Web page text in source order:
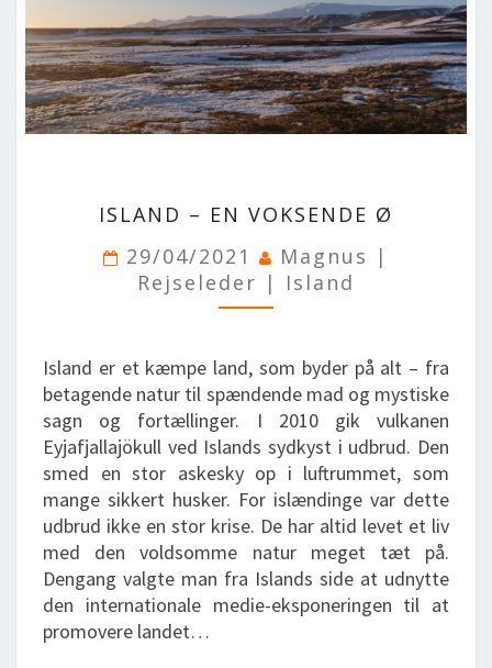
ABOUT US
–
VOKSENDE
Ø
ISLAND – EN VOKSENDE Ø
29/04/2021
Magnus |
Rejseleder | Island
Island er et kæmpe land, som byder på alt – fra
betagende natur til spændende mad og mystiske
sagn og fortællinger. I 2010 gik vulkanen
Eyjafjallajökull ved Islands sydkyst i udbrud. Den
smed en stor askesky op i luftrummet, som
mange sikkert husker. For islændinge var dette
udbrud ikke en stor krise. De har altid levet et liv
med den voldsomme natur meget tæt på.
Dengang valgte man fra Islands side at udnytte
den internationale medie-eksponeringen til at
promovere landet…